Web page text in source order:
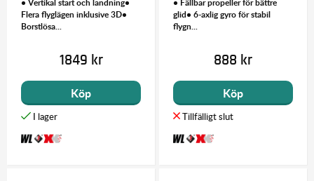
Flera flyglägen inklusive 3D•
Borstlösa...
1849 kr
Köp
glid• 6-axlig gyro för stabil
flygn...
888 kr
Köp